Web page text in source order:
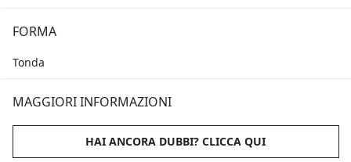
FORMA
Tonda
MAGGIORI INFORMAZIONI
HAI ANCORA DUBBI? CLICCA QUI